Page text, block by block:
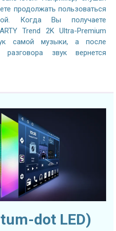
продолжать пользоваться
Когда Вы получаете
Trend 2K Ultra-Premium
самой музыки, а после
разговора звук вернется
dot LED)